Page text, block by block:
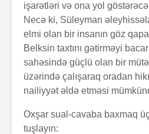
işarətləri və ona yol
Necə ki, Süleyman
elmi olan bir insanın göz
Belksin taxtını gətirməyi
sahəsində güçlü olan bir
üzərində çalışaraq oradan
nailiyyət əldə etməsi
Oxşar sual-cavaba baxmaq
tuşlayın: